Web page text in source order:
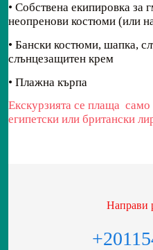
• Собствена екипировка за
неопренови костюми (или
• Бански костюми, шапка,
слънцезащитен крем
• Плажна кърпа
Екскурзията се плаща
египетски или британски
Направи